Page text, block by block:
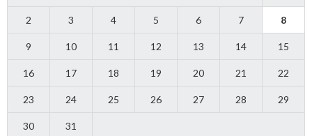
2 3 4 5 6 7 8
9 10 11 12 13 14 15
16 17 18 19 20 21 22
23 24 25 26 27 28 29
30 31